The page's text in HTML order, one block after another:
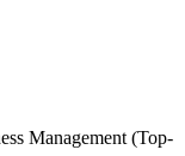
Management (Top-